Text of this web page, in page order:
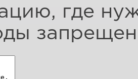
где